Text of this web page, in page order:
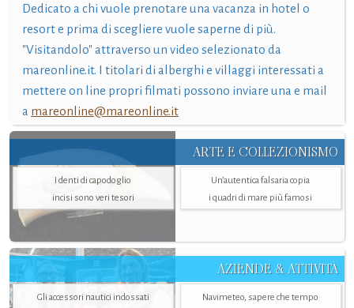
Dedicato a chi vuole prenotare una vacanza in hotel o
resort e prima di scegliere vuole saperne di più.
"Visitandolo" attraverso un video selezionato da
mareonline.it. I titolari di alberghi e villaggi interessati a
mettere on line propri filmati possono inviare una e mail
a mareonline@mareonline.it
ARTE E COLLEZIONISMO
I denti di capodoglio
incisi sono veri tesori
Un’autentica falsaria copia
i quadri di mare più famosi
AZIENDE & ATTIVITÀ
Gli accessori nautici indossati
Navimeteo, sapere che tempo